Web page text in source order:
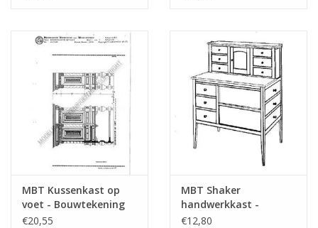
MBT Kussenkast op
voet - Bouwtekening
Schaal 1 : N/A
€20,55
MBT Shaker
handwerkkast -
Bouwtekening Schaal 1
€12,80